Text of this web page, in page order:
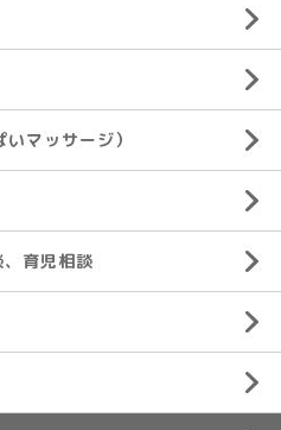
マッサージ）
育児相談